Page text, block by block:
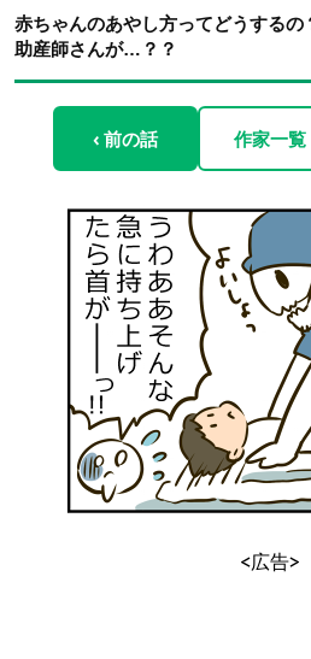
赤ちゃんのあやし方ってどうする
助産師さんが…？？
‹ 前の話 作家一覧
<広告>